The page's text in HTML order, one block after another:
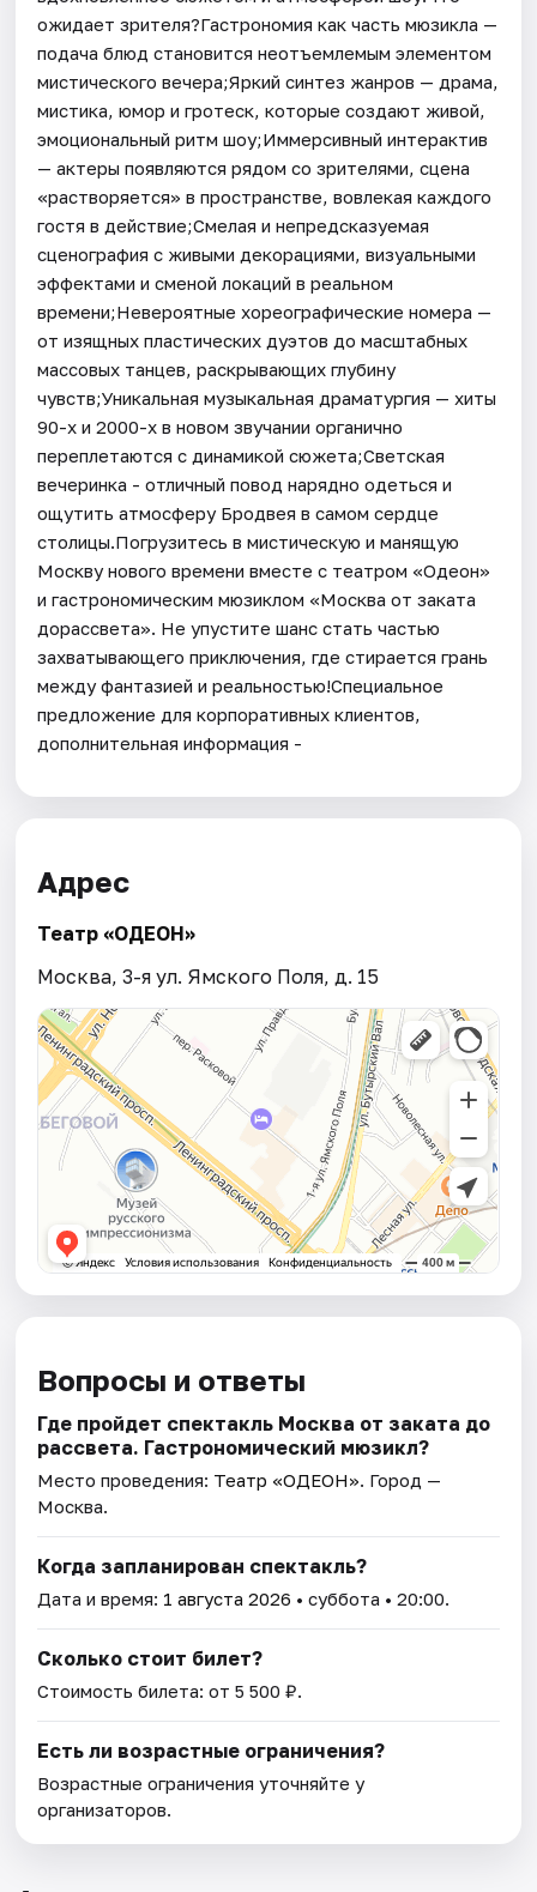
ожидает зрителя?Гастрономия как часть мюзикла —
подача блюд становится неотъемлемым элементом
мистического вечера;Яркий синтез жанров — драма,
мистика, юмор и гротеск, которые создают живой,
эмоциональный ритм шоу;Иммерсивный интерактив
— актеры появляются рядом со зрителями, сцена
«растворяется» в пространстве, вовлекая каждого
гостя в действие;Смелая и непредсказуемая
сценография с живыми декорациями, визуальными
эффектами и сменой локаций в реальном
времени;Невероятные хореографические номера —
от изящных пластических дуэтов до масштабных
массовых танцев, раскрывающих глубину
чувств;Уникальная музыкальная драматургия — хиты
90-х и 2000-х в новом звучании органично
переплетаются с динамикой сюжета;Светская
вечеринка - отличный повод нарядно одеться и
ощутить атмосферу Бродвея в самом сердце
столицы.Погрузитесь в мистическую и манящую
Москву нового времени вместе с театром «Одеон»
и гастрономическим мюзиклом «Москва от заката
дорассвета». Не упустите шанс стать частью
захватывающего приключения, где стирается грань
между фантазией и реальностью!Специальное
предложение для корпоративных клиентов,
дополнительная информация -
Адрес
Театр «ОДЕОН»
Москва, 3-я ул. Ямского Поля, д. 15
Вопросы и ответы
Где пройдет спектакль Москва от заката до
рассвета. Гастрономический мюзикл?
Место проведения: Театр «ОДЕОН». Город —
Москва.
Когда запланирован спектакль?
Дата и время: 1 августа 2026 • суббота • 20:00.
Сколько стоит билет?
Стоимость билета: от 5 500 ₽.
Есть ли возрастные ограничения?
Возрастные ограничения уточняйте у
организаторов.